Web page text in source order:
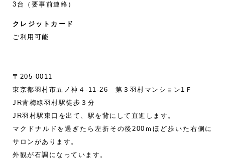
3台（要事前連絡）
クレジットカード
ご利用可能
〒205-0011
東京都羽村市五ノ神４-11‐26 第３羽村マンション1Ｆ
JR青梅線羽村駅徒歩３分
JR羽村駅東口を出て、駅を背にして直進します。
マクドナルドを過ぎたら左折その後200ｍほど歩いた右側に
サロンがあります。
外観が石調になっています。